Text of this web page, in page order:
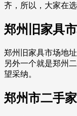
齐，所以，大家在
郑州旧家具
郑州旧家具市场地
另外一个就是郑州
望采纳。
郑州市二手